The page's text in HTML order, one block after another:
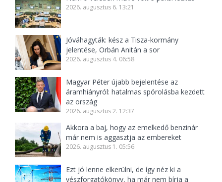
2026. augusztus 6. 13:21
Jóváhagyták: kész a Tisza-kormány
jelentése, Orbán Anitán a sor
2026. augusztus 4. 06:58
Magyar Péter újabb bejelentése az
áramhiányról: hatalmas spórolásba kezdett
az ország
2026. augusztus 2. 12:37
Akkora a baj, hogy az emelkedő benzinár
már nem is aggasztja az embereket
2026. augusztus 1. 05:56
Ezt jó lenne elkerülni, de így néz ki a
vészforgatókönyv, ha már nem bírja a